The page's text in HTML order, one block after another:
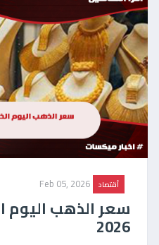
أقتصاد Feb 05, 2026
2026